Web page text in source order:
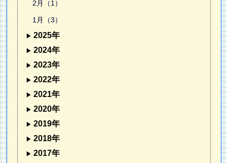
2月（1）
1月（3）
2025年
2024年
2023年
2022年
2021年
2020年
2019年
2018年
2017年